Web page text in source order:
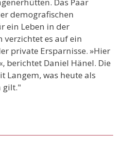
demografischen
ein Leben in der
verzichtet es auf ein
private Ersparnisse. »Hier
berichtet Daniel Hänel. Die
Langem, was heute als
gilt."